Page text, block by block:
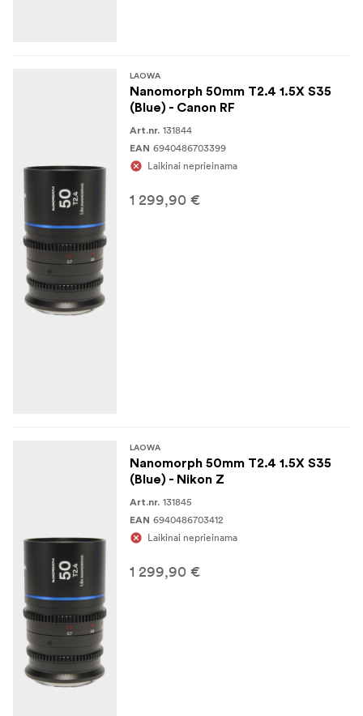
LAOWA
Nanomorph 50mm T2.4 1.5X S35
(Blue) - Canon RF
Art.nr. 131844
EAN 6940486703399
Laikinai neprieinama
1 299,90 €
LAOWA
Nanomorph 50mm T2.4 1.5X S35
(Blue) - Nikon Z
Art.nr. 131845
EAN 6940486703412
Laikinai neprieinama
1 299,90 €